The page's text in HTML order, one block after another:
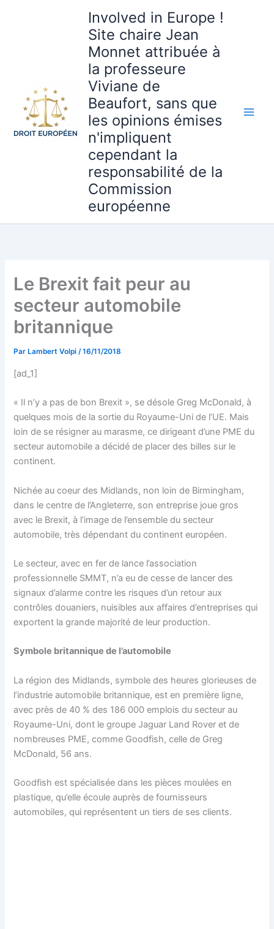
Involved in Europe !
Site chaire Jean
Monnet attribuée à
la professeure
Viviane de
Beaufort, sans que
les opinions émises
n'impliquent
cependant la
responsabilité de la
Commission
européenne
Le Brexit fait peur au
secteur automobile
britannique
Par Lambert Volpi/16/11/2018
[ad_1]
« Il n’y a pas de bon Brexit », se désole Greg McDonald, à
quelques mois de la sortie du Royaume-Uni de l’UE. Mais
loin de se résigner au marasme, ce dirigeant d’une PME du
secteur automobile a décidé de placer des billes sur le
continent.
Nichée au coeur des Midlands, non loin de Birmingham,
dans le centre de l’Angleterre, son entreprise joue gros
avec le Brexit, à l’image de l’ensemble du secteur
automobile, très dépendant du continent européen.
Le secteur, avec en fer de lance l’association
professionnelle SMMT, n’a eu de cesse de lancer des
signaux d’alarme contre les risques d’un retour aux
contrôles douaniers, nuisibles aux affaires d’entreprises qui
exportent la grande majorité de leur production.
Symbole britannique de l’automobile
La région des Midlands, symbole des heures glorieuses de
l’industrie automobile britannique, est en première ligne,
avec près de 40 % des 186 000 emplois du secteur au
Royaume-Uni, dont le groupe Jaguar Land Rover et de
nombreuses PME, comme Goodfish, celle de Greg
McDonald, 56 ans.
Goodfish est spécialisée dans les pièces moulées en
plastique, qu’elle écoule auprès de fournisseurs
automobiles, qui représentent un tiers de ses clients.